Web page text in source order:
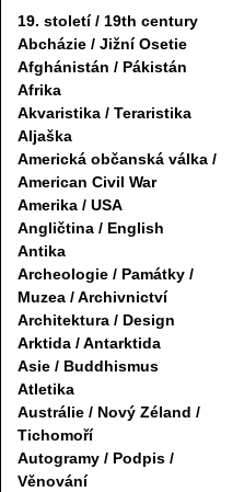
19. století / 19th century
Abcházie / Jižní Osetie
Afghánistán / Pákistán
Afrika
Akvaristika / Teraristika
Aljaška
Americká občanská válka /
American Civil War
Amerika / USA
Angličtina / English
Antika
Archeologie / Památky /
Muzea / Archivnictví
Architektura / Design
Arktida / Antarktida
Asie / Buddhismus
Atletika
Austrálie / Nový Zéland /
Tichomoří
Autogramy / Podpis /
Věnování